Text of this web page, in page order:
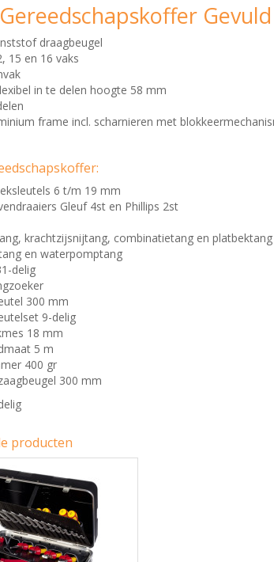
draagbeugel
15 en 16 vaks
in te delen hoogte 58 mm
frame incl. scharnieren met
6 t/m 19 mm
Gleuf 4st en Phillips 2st
krachtzijsnijtang, combinatietang en platbektang
en waterpomptang
delig
300 mm
9-delig
18 mm
5 m
400 gr
300 mm
producten